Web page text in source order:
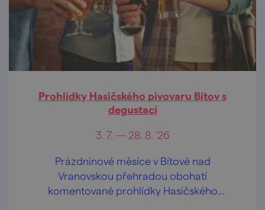
Prohlídky Hasičského pivovaru Bítov s
degustací
3. 7. — 28. 8. '26
Prázdninové měsíce v Bítově nad
Vranovskou přehradou obohatí
komentované prohlídky Hasičského